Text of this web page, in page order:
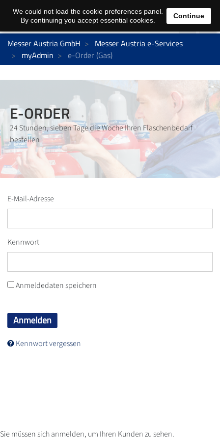
Messer Austria GmbH
Messer Austria e-Services
myAdmin
e-Order (Gas)
E-ORDER
24 Stunden, sieben Tage die Woche Ihren Flaschenbedarf
bestellen
E-Mail-Adresse
Kennwort
Anmeldedaten speichern
Anmelden
Kennwort vergessen
Sie müssen sich anmelden, um Ihren Kunden zu sehen.
We could not load the cookie preferences panel.
By continuing you accept essential cookies.
Continue